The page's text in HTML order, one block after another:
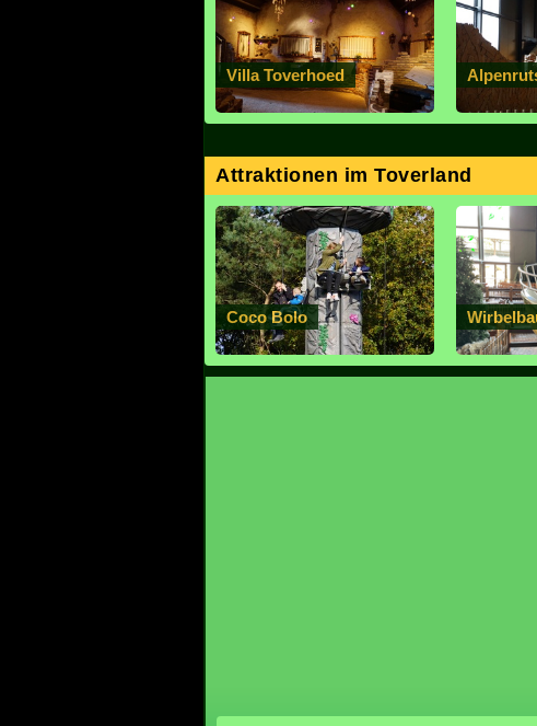
Villa Toverhoed
Attraktionen im Toverland
Coco Bolo